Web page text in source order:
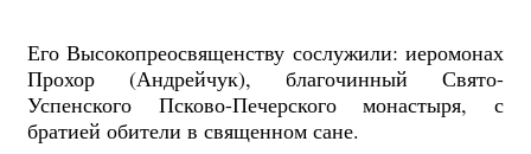
Его Высокопреосвященству сослужили: иеромонах
Прохор (Андрейчук), благочинный Свято-
Успенского Псково-Печерского монастыря, с
братией обители в священном сане.